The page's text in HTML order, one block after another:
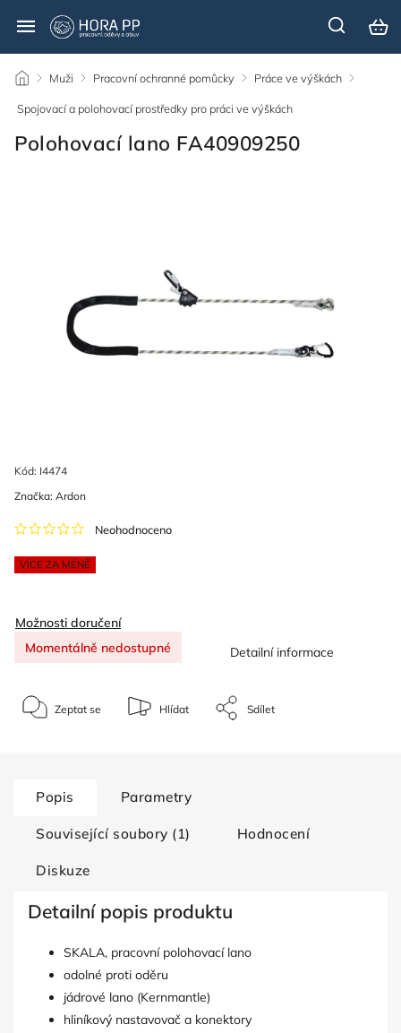
/ Muži / Pracovní ochranné pomůcky / Práce ve výškách /
Spojovací a polohovací prostředky pro práci ve výškách
Polohovací lano FA40909250
Kód: I4474
VÍCE ZA MÉNĚ
Neohodnoceno
Značka: Ardon
Možnosti doručení
Momentálně nedostupné
Detailní informace
Zeptat se Hlídat Sdílet
Popis Parametry
Související soubory (1) Hodnocení
Diskuze
Detailní popis produktu
SKALA, pracovní polohovací lano
odolné proti oděru
jádrové lano (Kernmantle)
hliníkový nastavovač a konektory